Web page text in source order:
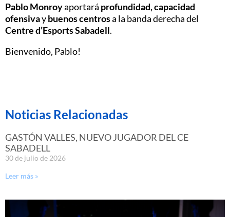
Pablo Monroyaportará profundidad, capacidad
ofensivaybuenos centrosa la banda derecha del
Centre d’Esports Sabadell.
Bienvenido, Pablo!
Noticias Relacionadas
GASTÓN VALLES, NUEVO JUGADOR DEL CE
SABADELL
30 de julio de 2026
Leer más »